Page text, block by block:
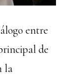
entre
de
la